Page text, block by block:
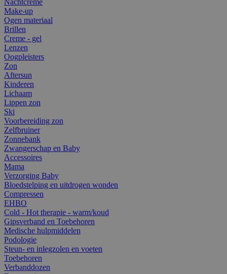
Make-up
Ogen materiaal
Brillen
Creme - gel
Lenzen
Oogpleisters
Zon
Aftersun
Kinderen
Lichaam
Lippen zon
Ski
Voorbereiding zon
Zelfbruiner
Zonnebank
Zwangerschap en Baby
Accessoires
Mama
Verzorging Baby
Bloedstelping en uitdrogen wonden
Compressen
EHBO
Cold - Hot therapie - warm/koud
Gipsverband en Toebehoren
Medische hulpmiddelen
Podologie
Steun- en inlegzolen en voeten
Toebehoren
Verbanddozen